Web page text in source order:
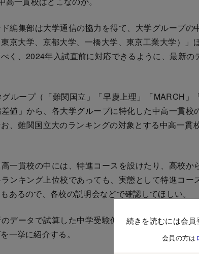
編集部は大学通信の協力を得て、大学グループの
京大学、京都大学、一橋大学、東京工業大学）」
く、2024年入試直前に対応できるように、最新の
ループ（「難関国立」「早慶上理」「MARCH」
値」から、各大学グループに特化した中高一貫校
、難関国立大のランキングの対象とする中高一貫
一貫校の中には、特進コースを設けたり、高校か
ンキング上位校であっても、実態として特進コー
あるので、各校の説明会などで確認してほしい。
データで試算した中学受験偏差値に対して、「難
一挙に紹介する。
続きを読むには会員
会員の方は